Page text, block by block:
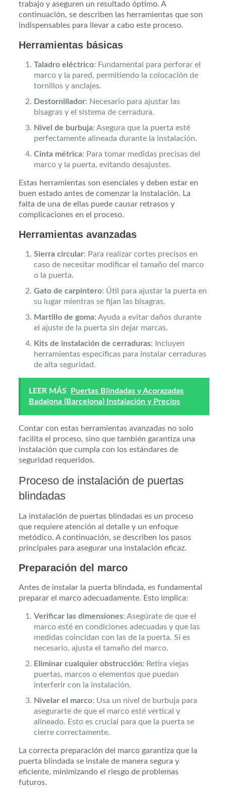
trabajo y aseguren un resultado óptimo. A
continuación, se describen las herramientas que son
indispensables para llevar a cabo este proceso.
Herramientas básicas
Taladro eléctrico: Fundamental para perforar el
marco y la pared, permitiendo la colocación de
tornillos y anclajes.
Destornillador: Necesario para ajustar las
bisagras y el sistema de cerradura.
Nivel de burbuja: Asegura que la puerta esté
perfectamente alineada durante la instalación.
Cinta métrica: Para tomar medidas precisas del
marco y la puerta, evitando desajustes.
Estas herramientas son esenciales y deben estar en
buen estado antes de comenzar la instalación. La
falta de una de ellas puede causar retrasos y
complicaciones en el proceso.
Herramientas avanzadas
Sierra circular: Para realizar cortes precisos en
caso de necesitar modificar el tamaño del marco
o la puerta.
Gato de carpintero: Útil para ajustar la puerta en
su lugar mientras se fijan las bisagras.
Martillo de goma: Ayuda a evitar daños durante
el ajuste de la puerta sin dejar marcas.
Kits de instalación de cerraduras: Incluyen
herramientas específicas para instalar cerraduras
de alta seguridad.
LEER MÁS
Puertas Blindadas y Acorazadas
Badalona (Barcelona) Instalación y Precios
Contar con estas herramientas avanzadas no solo
facilita el proceso, sino que también garantiza una
instalación que cumpla con los estándares de
seguridad requeridos.
Proceso de instalación de puertas
blindadas
La instalación de puertas blindadas es un proceso
que requiere atención al detalle y un enfoque
metódico. A continuación, se describen los pasos
principales para asegurar una instalación eficaz.
Preparación del marco
Antes de instalar la puerta blindada, es fundamental
preparar el marco adecuadamente. Esto implica:
Verificar las dimensiones: Asegúrate de que el
marco esté en condiciones adecuadas y que las
medidas coincidan con las de la puerta. Si es
necesario, ajusta el tamaño del marco.
Eliminar cualquier obstrucción: Retira viejas
puertas, marcos o elementos que puedan
interferir con la instalación.
Nivelar el marco: Usa un nivel de burbuja para
asegurarte de que el marco esté vertical y
alineado. Esto es crucial para que la puerta se
cierre correctamente.
La correcta preparación del marco garantiza que la
puerta blindada se instale de manera segura y
eficiente, minimizando el riesgo de problemas
futuros.